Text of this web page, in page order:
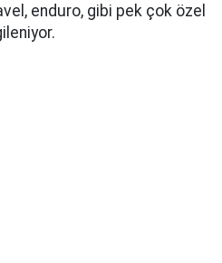
enduro, gibi pek çok özel